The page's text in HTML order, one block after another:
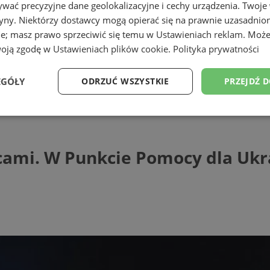
Punkcie Pomocy dla Ukrainy rusza
W Punkcie Pomocy dla
precyzyjne dane geolokalizacyjne i cechy urządzenia.
Niektórzy dostawcy mogą opierać się na prawnie
masz prawo sprzeciwić się temu w Ustawieniach reklam.
zgodę w Ustawieniach plików cookie. Polityka prywatności
PRZEJDŹ
ODRZUĆ WSZYSTKIE
Wydajność Targetowanie Funkcjonalność
niezbędnych plików cookie nie można prawidłowo korzystać ze strony